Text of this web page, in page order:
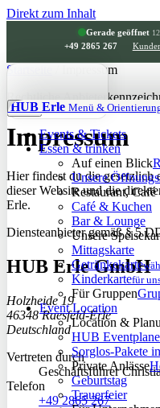
Direkt zum Inhalt
Gerade geöffnet
+49 2865 267
HUB Erle Menü &
Events & Tickets
Essen & trinken
Auf einen Blick
Unsere
Restaurant,
Café & Kuchen
Bar & Lounge
Unsere
Mittagskarte
Getränkekarte
Kinderkartefür
Für Gruppen
Event Location
Location &
HUB
Sorglos-Pakete
Private Anlässe
Geburtstag
Trauerfeier
Chat
Startseite
Impressum
Rechtliche
Impressum
Hier findest du die gesetzlich
dieser Website und die
Erle.
Diensteanbieter gemäß § 5
HUB Erle GmbH
Holzheide 19
46348 Raesfeld-Erle
Deutschland
Vertreten durch
Geschäftsführer
Telefon
+49 2865 267